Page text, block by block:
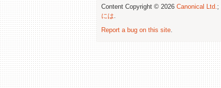
Content Copyright © 2026 Canonical Ltd.;
には.
Report a bug on this site.